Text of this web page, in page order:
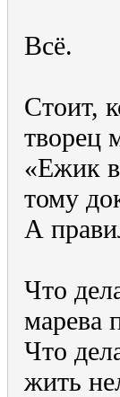
Всё.
Стоит,
творец
«Ежик
тому
А
Что
марева
Что
жить